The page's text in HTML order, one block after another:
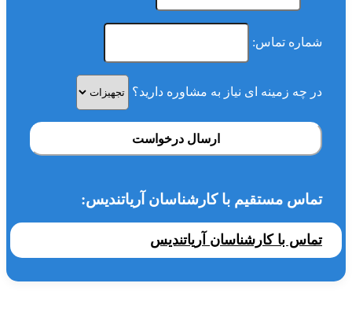
شماره تماس:
در چه زمینه ای نیاز به مشاوره دارید؟
ارسال درخواست
تماس مستقیم با کارشناسان آریاتندیس:
تماس با کارشناسان آریاتندیس